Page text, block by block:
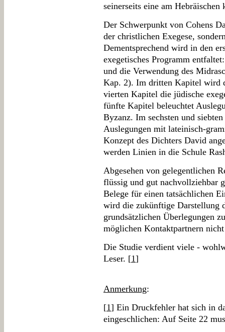
seinerseits eine am
Der Schwerpunkt von Cohens
der christlichen Exegese,
Dementsprechend wird in den
exegetisches Programm
und die Verwendung des
Kap. 2). Im dritten Kapitel wird
vierten Kapitel die jüdische
fünfte Kapitel beleuchtet
Byzanz. Im sechsten und
Auslegungen mit lateinisch-
Konzept des Dichters David
werden Linien in die Schule
Abgesehen von gelegentlichen
flüssig und gut nachvollziehbar
Belege für einen tatsächlichen
wird die zukünftige Darstellung
grundsätzlichen Überlegungen
möglichen Kontaktpartnern
Die Studie verdient viele -
Leser. [1]
Anmerkung:
[1] Ein Druckfehler hat sich in
eingeschlichen: Auf Seite 22